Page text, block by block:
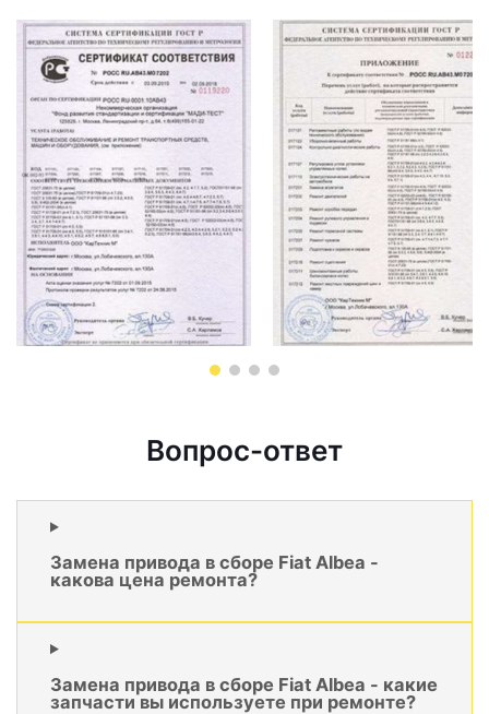
Вопрос-ответ
Замена привода в сборе Fiat Albea -
какова цена ремонта?
Замена привода в сборе Fiat Albea - какие
запчасти вы используете при ремонте?